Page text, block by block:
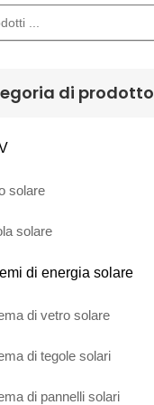
di prodotto
solare
solare
di energia solare
di vetro solare
di tegole solari
di pannelli solari